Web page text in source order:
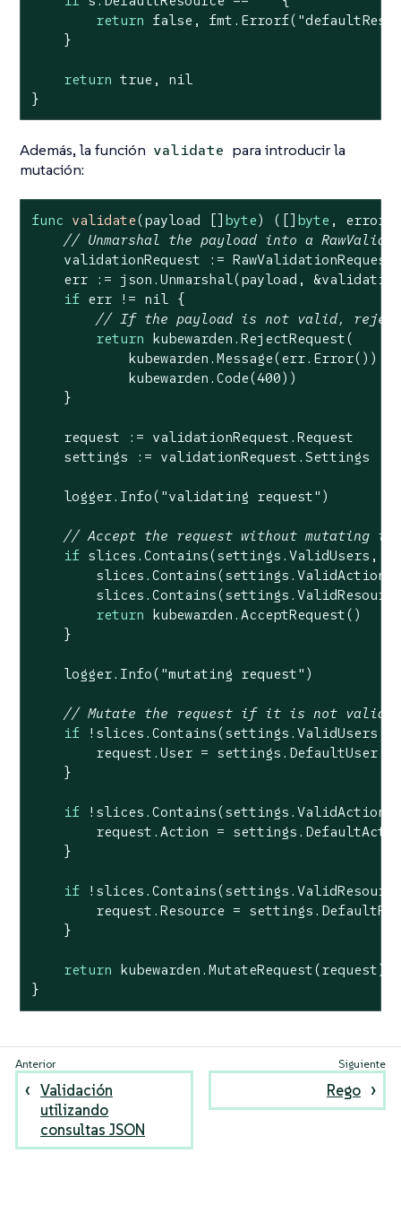
return false, fmt.Errorf(
    }
return true, nil
}
Además, la función validate para introducir la
mutación:
func validate(payload [] byte) ([] byte , error)
// Unmarshal the payload into a
validationRequest :=
err := json.Unmarshal(payload,
if err != nil {
// If the payload is not valid, reject
return kubewarden.RejectRequest(
            kubewarden.Message(err.Error()),
            kubewarden.Code(
400))
    }
    request := validationRequest.Request
    settings := validationRequest.Settings
    logger.Info(
"validating request" )
// Accept the request without
if slices.Contains(settings.ValidUsers,
return kubewarden.AcceptRequest()
    }
    logger.Info(
"mutating request" )
// Mutate the request if it is not valid
if !slices.Contains(settings.ValidUsers,
        request.User = settings.DefaultUser
    }
if
request.Action =
    }
if
request.Resource =
    }
return kubewarden.MutateRequest(request)
}
Validación
utilizando
consultas JSON
Rego